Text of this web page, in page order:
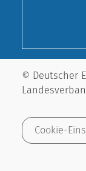
© Deutscher
Cookie-